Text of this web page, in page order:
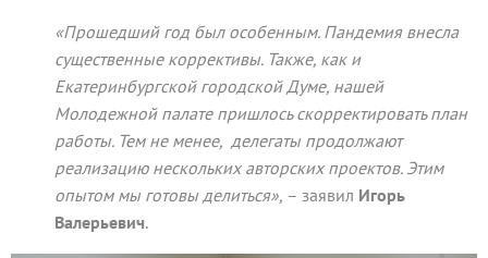
«Прошедший год был особенным. Пандемия внесла
существенные коррективы. Также, как и
Екатеринбургской городской Думе, нашей
Молодежной палате пришлось скорректировать план
работы. Тем не менее, делегаты продолжают
реализацию нескольких авторских проектов. Этим
опытом мы готовы делиться», – заявил Игорь
Валерьевич.